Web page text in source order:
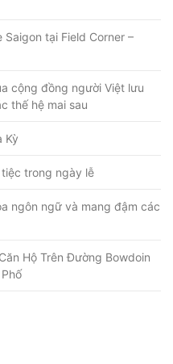
tại Field Corner –
cộng đồng người Việt lưu
thế hệ mai sau
Kỳ
trong ngày lễ
ngôn ngữ và mang đậm các
Hộ Trên Đường Bowdoin